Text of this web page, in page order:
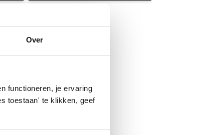
Over
functioneren, je ervaring
toestaan' te klikken, geef